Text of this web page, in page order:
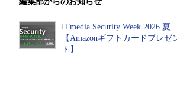
ITmedia Security Week 2026 夏
【Amazonギフトカードプレゼ
ト】